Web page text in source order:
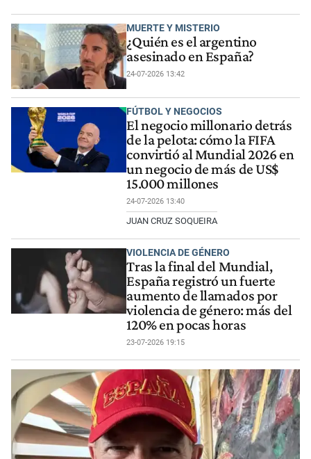
MUERTE Y MISTERIO
¿Quién es el argentino
asesinado en España?
24-07-2026 13:42
FÚTBOL Y NEGOCIOS
El negocio millonario detrás
de la pelota: cómo la FIFA
convirtió al Mundial 2026 en
un negocio de más de US$
15.000 millones
24-07-2026 13:40
JUAN CRUZ SOQUEIRA
VIOLENCIA DE GÉNERO
Tras la final del Mundial,
España registró un fuerte
aumento de llamados por
violencia de género: más del
120% en pocas horas
23-07-2026 19:15